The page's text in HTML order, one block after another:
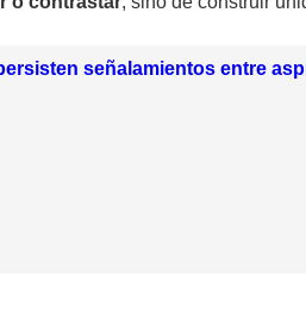
señalamientos entre